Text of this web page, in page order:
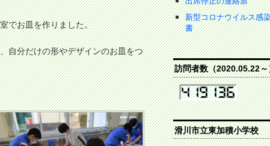
でお皿を作りました。
自分だけの形やデザインのお皿をつ
新型コロナウイルス感
書
訪問者数（2020.05.22～
滑川市立東加積小学校